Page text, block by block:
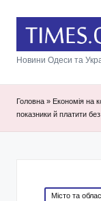
Новини Одеси та
Головна » Економія на
показники й платити
Posted
Місто та